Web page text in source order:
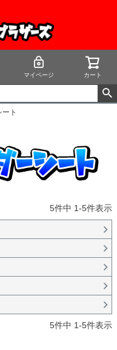
マイページ カート
ト
5件中 1-5件表示
5件中 1-5件表示